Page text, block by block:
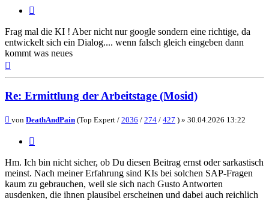
Frag mal die KI ! Aber nicht nur google sondern eine richtige, da
entwickelt sich ein Dialog.... wenn falsch gleich eingeben dann
kommt was neues
Re: Ermittlung der Arbeitstage (Mosid)
Beitrag
von DeathAndPain (Top Expert / 2036 / 274 / 427 ) » 30.04.2026 13:22
Hm. Ich bin nicht sicher, ob Du diesen Beitrag ernst oder sarkastisch
meinst. Nach meiner Erfahrung sind KIs bei solchen SAP-Fragen
kaum zu gebrauchen, weil sie sich nach Gusto Antworten
ausdenken, die ihnen plausibel erscheinen und dabei auch reichlich